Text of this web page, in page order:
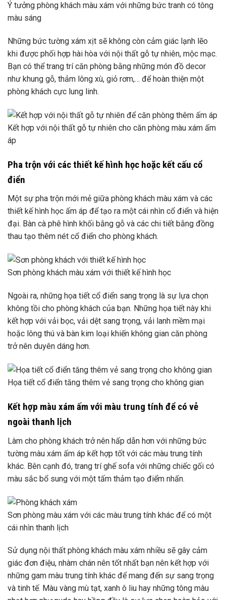
Ý tưởng phòng khách màu xám với những bức tranh có tông
màu sáng
Những bức tường xám xịt sẽ không còn cảm giác lạnh lẽo
khi được phối hợp hài hòa với nội thất gỗ tự nhiên, mộc mạc.
Bạn có thể trang trí căn phòng bằng những món đồ decor
như khung gỗ, thảm lông xù, giỏ rơm,… để hoàn thiện một
phòng khách cực lung linh.
Kết hợp với nội thất gỗ tự nhiên cho căn phòng màu xám ấm
áp
Pha trộn với các thiết kế hình học hoặc kết cấu cổ
điển
Một sự pha trộn mới mẻ giữa phòng khách màu xám và các
thiết kế hình học ấm áp để tạo ra một cái nhìn cổ điển và hiện
đại. Bàn cà phê hình khối bằng gỗ và các chi tiết bằng đồng
thau tạo thêm nét cổ điển cho phòng khách.
Sơn phòng khách màu xám với thiết kế hình học
Ngoài ra, những họa tiết cổ điển sang trọng là sự lựa chọn
không tồi cho phòng khách của bạn. Những họa tiết này khi
kết hợp với vải bọc, vải dệt sang trọng, vải lanh mềm mại
hoặc lông thú và bàn kim loại khiến không gian căn phòng
trở nên duyên dáng hơn.
Họa tiết cổ điển tăng thêm vẻ sang trọng cho không gian
Kết hợp màu xám ấm với màu trung tính để có vẻ
ngoài thanh lịch
Làm cho phòng khách trở nên hấp dẫn hơn với những bức
tường màu xám ấm áp kết hợp tốt với các màu trung tính
khác. Bên cạnh đó, trang trí ghế sofa với những chiếc gối có
màu sắc bổ sung với một tấm thảm tạo điểm nhấn.
Sơn phòng màu xám với các màu trung tính khác để có một
cái nhìn thanh lịch
Sử dụng nội thất phòng khách màu xám nhiều sẽ gây cảm
giác đơn điệu, nhàm chán nên tốt nhất bạn nên kết hợp với
những gam màu trung tính khác để mang đến sự sang trọng
và tinh tế. Màu vàng mù tạt, xanh ô liu hay những tông màu